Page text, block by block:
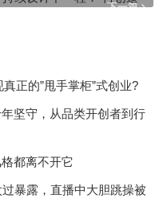
下一篇
正的”甩手掌柜”式创业?
坚守，从品类开创者到行
都离不开它
暴露，直播中大胆跳操被